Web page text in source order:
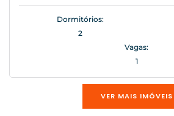
Dormitórios:
2
Vagas:
1
VER MAIS IMÓVEIS